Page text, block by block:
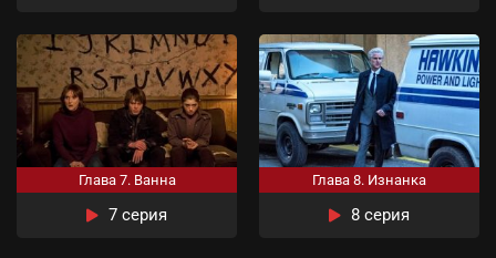
Глава 7. Ванна
7 серия
Глава 8. Изнанка
8 серия